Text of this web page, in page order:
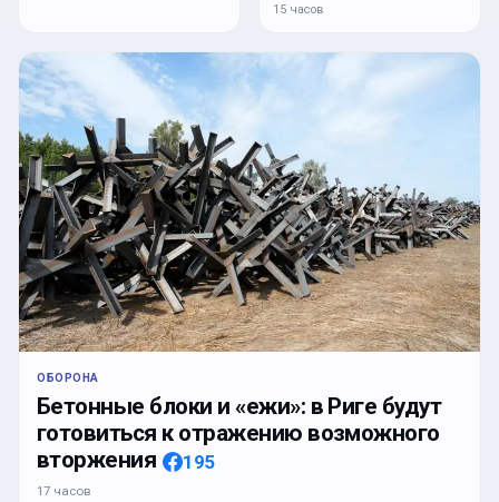
15 часов
ОБОРОНА
Бетонные блоки и «ежи»: в Риге будут
готовиться к отражению возможного
вторжения
195
17 часов